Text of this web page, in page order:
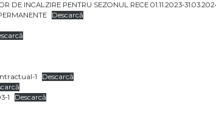
DE INCALZIRE PENTRU SEZONUL RECE 01.11.2023-
Descarcă
1
Descarcă
1
Descarcă